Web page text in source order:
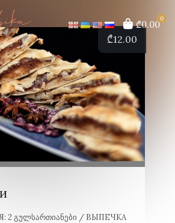
0
₾0.00
₾12.00
2 ᲒᲣᲚᲡᲐᲠᲗᲘᲐᲜᲔᲑᲘ / ВЫПЕЧКА